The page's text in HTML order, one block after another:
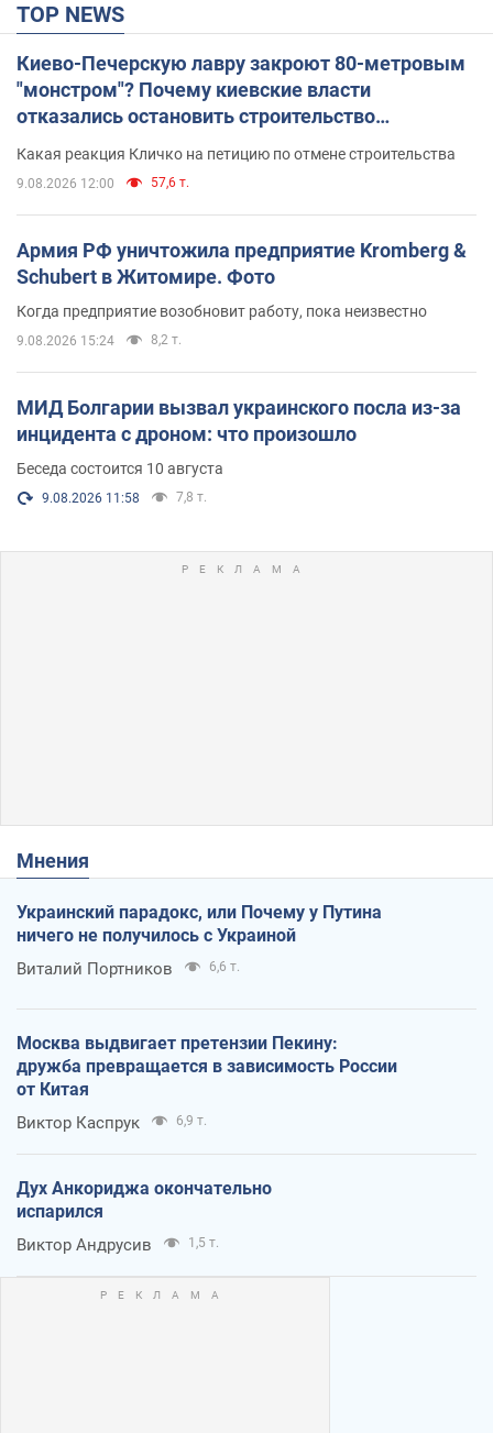
TOP NEWS
Киево-Печерскую лавру закроют 80-метровым
"монстром"? Почему киевские власти
отказались остановить строительство
Какая реакция Кличко на петицию по отмене строительства
9.08.2026 12:00 57,6 т.
Армия РФ уничтожила предприятие Kromberg &
Schubert в Житомире. Фото
Когда предприятие возобновит работу, пока неизвестно
9.08.2026 15:24 8,2 т.
МИД Болгарии вызвал украинского посла из-за
инцидента с дроном: что произошло
Беседа состоится 10 августа
9.08.2026 11:58 7,8 т.
Мнения
Украинский парадокс, или Почему у Путина
ничего не получилось с Украиной
Виталий Портников 6,6 т.
Москва выдвигает претензии Пекину:
дружба превращается в зависимость России
от Китая
Виктор Каспрук 6,9 т.
Дух Анкориджа окончательно
испарился
Виктор Андрусив 1,5 т.